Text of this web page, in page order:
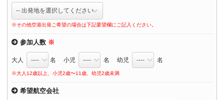
※その他空港出発ご希望の場合は下記要望欄にご記入ください。
参加人数 ※
大人 名 小児 名 幼児 名
※大人12歳以上、小児2歳〜11歳、幼児2歳未満
希望航空会社